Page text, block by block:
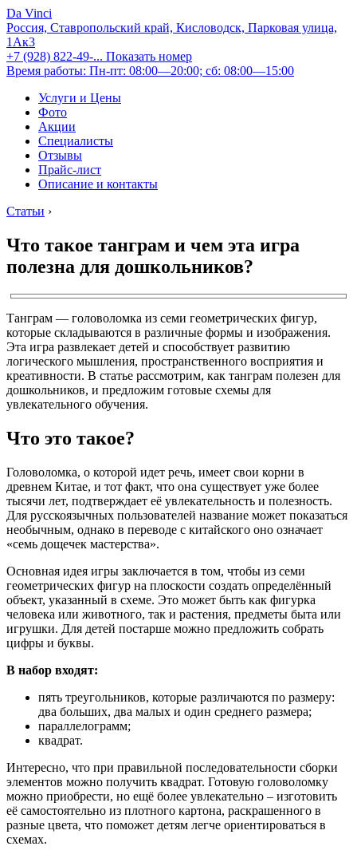
Da Vinci
Россия, Ставропольский край, Кисловодск, Парковая улица,
1Ак3
+7 (928) 822-49-... Показать номер
Время работы: Пн-пт: 08:00—20:00; сб: 08:00—15:00
Услуги и Цены
Фото
Акции
Специалисты
Отзывы
Прайс-лист
Описание и контакты
Статьи ›
Что такое танграм и чем эта игра
полезна для дошкольников?
Танграм — головоломка из семи геометрических фигур,
которые складываются в различные формы и изображения.
Эта игра развлекает детей и способствует развитию
логического мышления, пространственного восприятия и
креативности. В статье рассмотрим, как танграм полезен для
дошкольников, и предложим готовые схемы для
увлекательного обучения.
Что это такое?
Головоломка, о которой идет речь, имеет свои корни в
древнем Китае, и тот факт, что она существует уже более
тысячи лет, подтверждает её увлекательность и полезность.
Для русскоязычных пользователей название может показаться
необычным, однако в переводе с китайского оно означает
«семь дощечек мастерства».
Основная идея игры заключается в том, чтобы из семи
геометрических фигур на плоскости создать определённый
объект, указанный в схеме. Это может быть как фигурка
человека или животного, так и растения, предметы быта или
игрушки. Для детей постарше можно предложить собрать
цифры и буквы.
В набор входят:
пять треугольников, которые различаются по размеру:
два больших, два малых и один среднего размера;
параллелограмм;
квадрат.
Интересно, что при правильной последовательности сборки
элементов можно получить квадрат. Готовую головоломку
можно приобрести, но ещё более увлекательно – изготовить
её самостоятельно из плотного картона, раскрашенного в
разные цвета, что поможет детям легче ориентироваться в
схемах.